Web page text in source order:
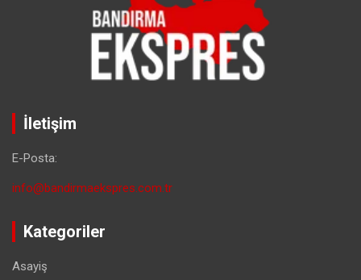
İletişim
E-Posta:
info@bandirmaekspres.com.tr
Kategoriler
Asayiş